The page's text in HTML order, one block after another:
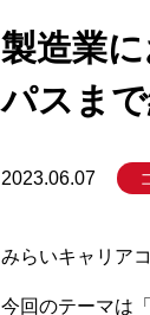
製造業
パスま
2023.06.07
みらいキャリア
今回のテーマは